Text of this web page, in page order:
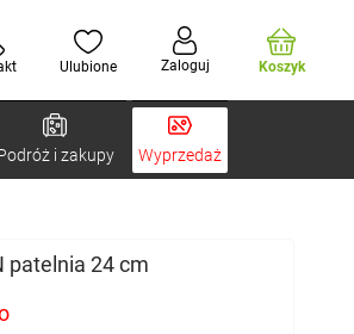
Ulubione Zaloguj Koszyk
i zakupy Wyprzedaż
patelnia 24 cm